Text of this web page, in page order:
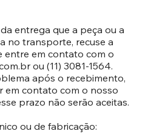
entrega que a peça ou a
no transporte, recuse a
entre em contato com o
ou (11) 3081-1564.
após o recebimento,
em contato com o nosso
prazo não serão aceitas.
ou de fabricação: